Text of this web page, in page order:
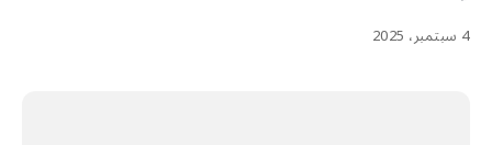
4 سبتمبر، 2025